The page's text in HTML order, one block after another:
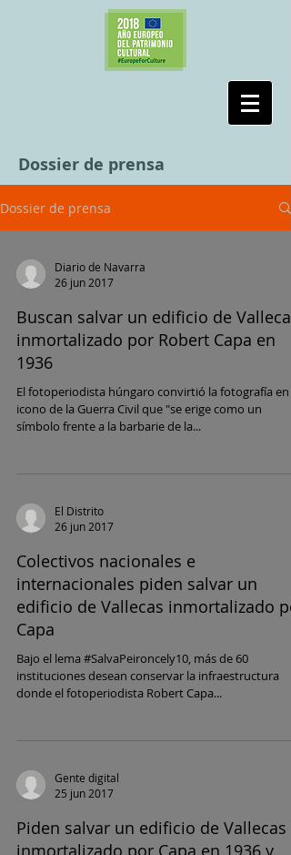
Dossier de prensa
Dossier de prensa
Diario de Navarra
26 jun 2017
Buscan salvar un edificio de Vallecas
inmortalizado por Robert Capa en
1936
El fotoperiodista húngaro convirtió la fotografía en
icono de la Guerra Civil que "se erige como un
símbolo frente a la barbarie de la...
El Distrito
26 jun 2017
Colectivos nacionales e
internacionales piden salvar un
edificio de Vallecas inmortalizado
Capa
Bajo el lema #SalvaPeironcely10, más de 60
instituciones desean conservar la infraestructura
donde el fotoperiodista Robert Capa...
Gente digital
25 jun 2017
Piden salvar un edificio de Vallecas
inmortalizado por Capa en 1936 y